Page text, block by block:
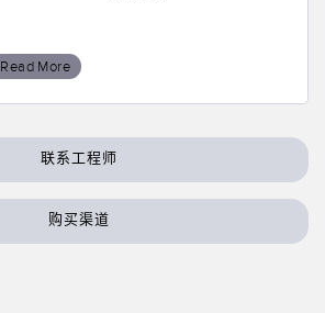
Read More
联系工程师
购买渠道